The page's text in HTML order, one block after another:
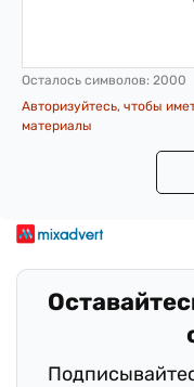
Осталось символов: 2000
Авторизуйтесь, чтобы
материалы